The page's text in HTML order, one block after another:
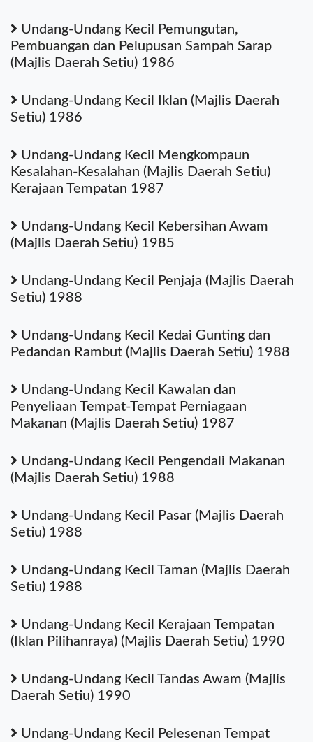
Undang-Undang Kecil Pemungutan,
Pembuangan dan Pelupusan Sampah Sarap
(Majlis Daerah Setiu) 1986
Undang-Undang Kecil Iklan (Majlis Daerah
Setiu) 1986
Undang-Undang Kecil Mengkompaun
Kesalahan-Kesalahan (Majlis Daerah Setiu)
Kerajaan Tempatan 1987
Undang-Undang Kecil Kebersihan Awam
(Majlis Daerah Setiu) 1985
Undang-Undang Kecil Penjaja (Majlis Daerah
Setiu) 1988
Undang-Undang Kecil Kedai Gunting dan
Pedandan Rambut (Majlis Daerah Setiu) 1988
Undang-Undang Kecil Kawalan dan
Penyeliaan Tempat-Tempat Perniagaan
Makanan (Majlis Daerah Setiu) 1987
Undang-Undang Kecil Pengendali Makanan
(Majlis Daerah Setiu) 1988
Undang-Undang Kecil Pasar (Majlis Daerah
Setiu) 1988
Undang-Undang Kecil Taman (Majlis Daerah
Setiu) 1988
Undang-Undang Kecil Kerajaan Tempatan
(Iklan Pilihanraya) (Majlis Daerah Setiu) 1990
Undang-Undang Kecil Tandas Awam (Majlis
Daerah Setiu) 1990
Undang-Undang Kecil Pelesenan Tempat